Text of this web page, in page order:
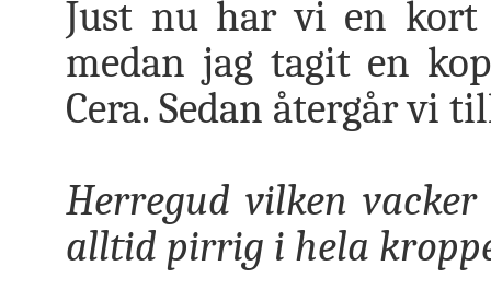
Just nu har vi en kort
medan jag tagit en
Cera. Sedan återgår vi
Herregud vilken
alltid pirrig i hela